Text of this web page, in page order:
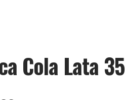
Cola Lata